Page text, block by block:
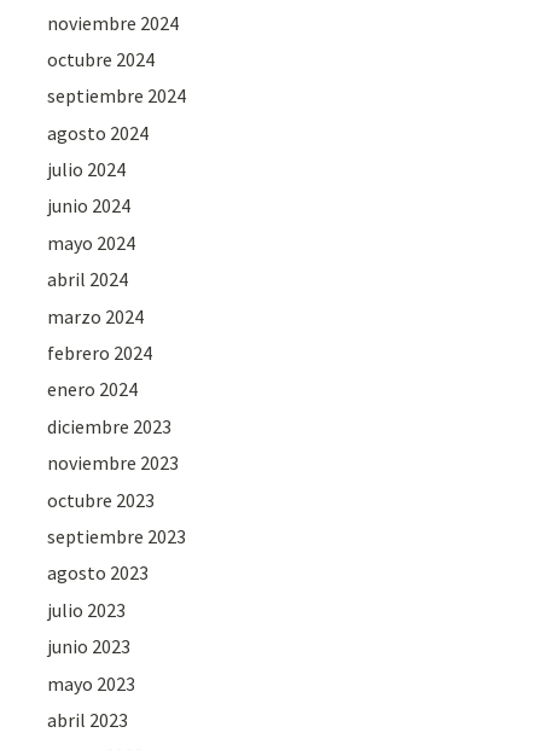
noviembre 2024
octubre 2024
septiembre 2024
agosto 2024
julio 2024
junio 2024
mayo 2024
abril 2024
marzo 2024
febrero 2024
enero 2024
diciembre 2023
noviembre 2023
octubre 2023
septiembre 2023
agosto 2023
julio 2023
junio 2023
mayo 2023
abril 2023